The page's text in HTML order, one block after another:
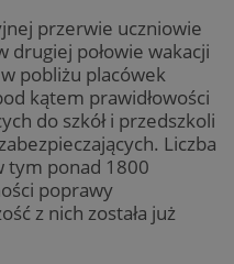
przerwie uczniowie
drugiej połowie wakacji
pobliżu placówek
kątem prawidłowości
do szkół i przedszkoli
Liczba
tym ponad 1800
poprawy
z nich została już